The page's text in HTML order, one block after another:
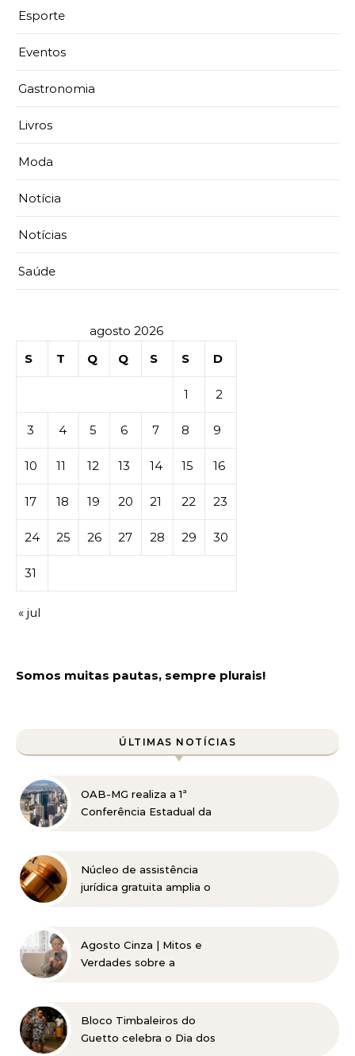
Esporte
Eventos
Gastronomia
Livros
Moda
Notícia
Notícias
Saúde
agosto 2026
S
T Q Q S S D
1 2
3 4 5 6 7 8 9
10 11 12 13 14 15 16
17 18 19 20 21 22 23
24 25 26 27 28 29 30
31
« jul
Somos muitas pautas, sempre plurais!
ÚLTIMAS NOTÍCIAS
OAB-MG realiza a 1ª
Conferência Estadual da
referência nacional
Núcleo de assistência
jurídica gratuita amplia o
Agosto Cinza | Mitos e
Verdades sobre a
Bloco Timbaleiros do
Guetto celebra o Dia dos